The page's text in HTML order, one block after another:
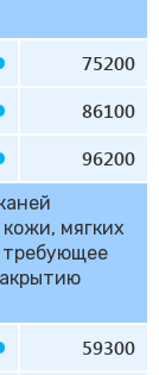
75200
86100
96200
мягких
требующее
59300